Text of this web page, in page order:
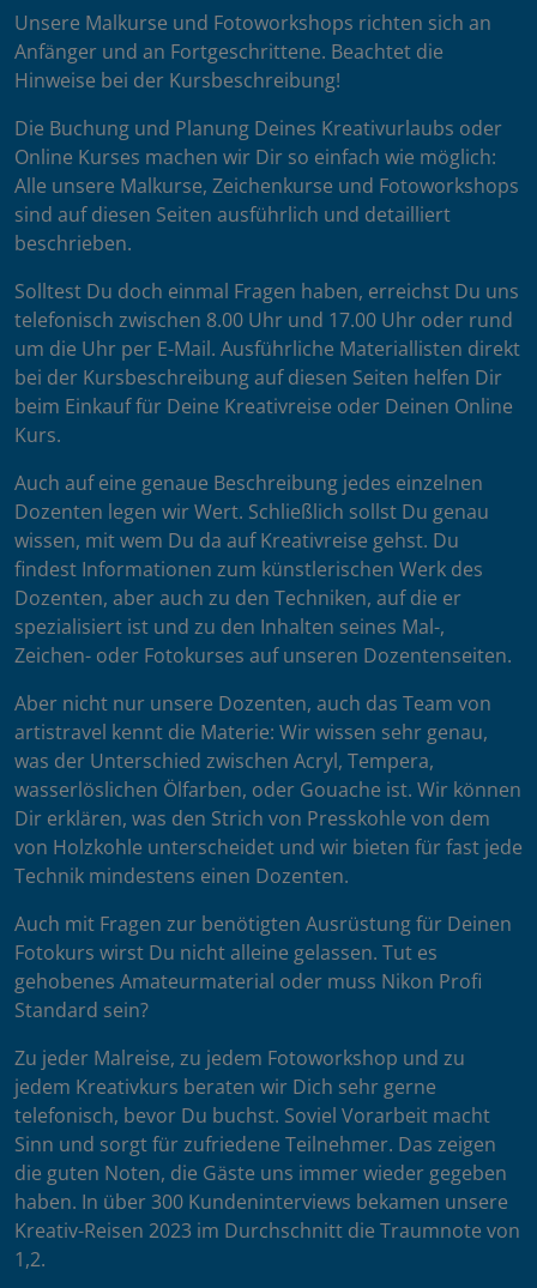
Unsere Malkurse und Fotoworkshops richten sich an
Anfänger und an Fortgeschrittene. Beachtet die
Hinweise bei der Kursbeschreibung!
Die Buchung und Planung Deines Kreativurlaubs oder
Online Kurses machen wir Dir so einfach wie möglich:
Alle unsere Malkurse, Zeichenkurse und Fotoworkshops
sind auf diesen Seiten ausführlich und detailliert
beschrieben.
Solltest Du doch einmal Fragen haben, erreichst Du uns
telefonisch zwischen 8.00 Uhr und 17.00 Uhr oder rund
um die Uhr per E-Mail. Ausführliche Materiallisten direkt
bei der Kursbeschreibung auf diesen Seiten helfen Dir
beim Einkauf für Deine Kreativreise oder Deinen Online
Kurs.
Auch auf eine genaue Beschreibung jedes einzelnen
Dozenten legen wir Wert. Schließlich sollst Du genau
wissen, mit wem Du da auf Kreativreise gehst. Du
findest Informationen zum künstlerischen Werk des
Dozenten, aber auch zu den Techniken, auf die er
spezialisiert ist und zu den Inhalten seines Mal-,
Zeichen- oder Fotokurses auf unseren Dozentenseiten.
Aber nicht nur unsere Dozenten, auch das Team von
artistravel kennt die Materie: Wir wissen sehr genau,
was der Unterschied zwischen Acryl, Tempera,
wasserlöslichen Ölfarben, oder Gouache ist. Wir können
Dir erklären, was den Strich von Presskohle von dem
von Holzkohle unterscheidet und wir bieten für fast jede
Technik mindestens einen Dozenten.
Auch mit Fragen zur benötigten Ausrüstung für Deinen
Fotokurs wirst Du nicht alleine gelassen. Tut es
gehobenes Amateurmaterial oder muss Nikon Profi
Standard sein?
Zu jeder Malreise, zu jedem Fotoworkshop und zu
jedem Kreativkurs beraten wir Dich sehr gerne
telefonisch, bevor Du buchst. Soviel Vorarbeit macht
Sinn und sorgt für zufriedene Teilnehmer. Das zeigen
die guten Noten, die Gäste uns immer wieder gegeben
haben. In über 300 Kundeninterviews bekamen unsere
Kreativ-Reisen 2023 im Durchschnitt die Traumnote von
1,2.